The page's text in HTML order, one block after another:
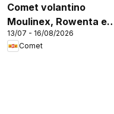
Comet volantino
Moulinex, Rowenta e
Krups
13/07 - 16/08/2026
Comet